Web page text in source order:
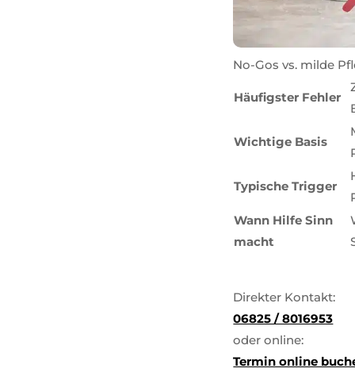
No-Gos vs. milde
Häufigster Fehler
Wichtige Basis
Typische Trigger
Wann Hilfe Sinn
macht
Direkter Kontakt:
06825 / 8016953
oder online:
Termin online